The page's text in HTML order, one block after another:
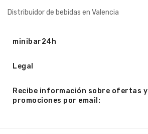
Distribuidor de bebidas en Valencia
minibar24h
Legal
Recibe información sobre ofertas y
promociones por email: